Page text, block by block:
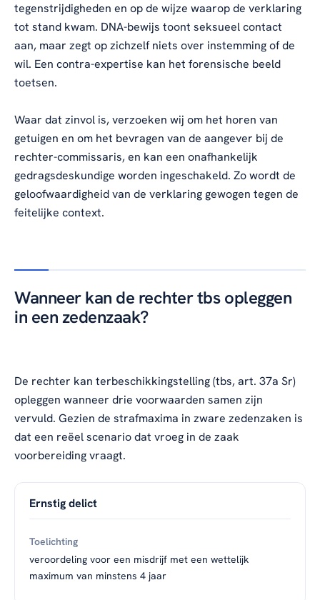
tegenstrijdigheden en op de wijze waarop de verklaring
tot stand kwam. DNA-bewijs toont seksueel contact
aan, maar zegt op zichzelf niets over instemming of de
wil. Een contra-expertise kan het forensische beeld
toetsen.
Waar dat zinvol is, verzoeken wij om het horen van
getuigen en om het bevragen van de aangever bij de
rechter-commissaris, en kan een onafhankelijk
gedragsdeskundige worden ingeschakeld. Zo wordt de
geloofwaardigheid van de verklaring gewogen tegen de
feitelijke context.
Wanneer kan de rechter tbs opleggen
in een zedenzaak?
De rechter kan terbeschikkingstelling (tbs, art. 37a Sr)
opleggen wanneer drie voorwaarden samen zijn
vervuld. Gezien de strafmaxima in zware zedenzaken is
dat een reëel scenario dat vroeg in de zaak
voorbereiding vraagt.
Ernstig delict
veroordeling voor een misdrijf met een wettelijk
maximum van minstens 4 jaar